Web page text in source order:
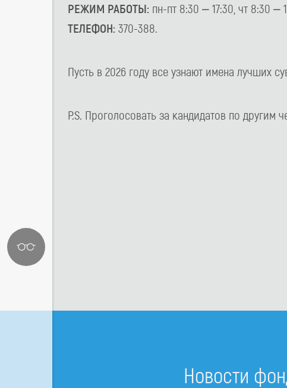
РЕЖИМ РАБОТЫ: пн-пт 8:30 – 17:30, чт 8:30 –
ТЕЛЕФОН: 370-388.
Пусть в 2026 году все узнают имена лучших
P.S. Проголосовать за кандидатов по
Новости